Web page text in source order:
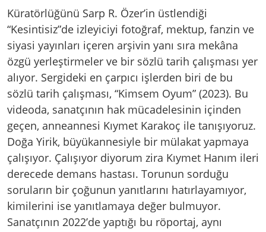
Küratörlüğünü Sarp R. Özer’in üstlendiği
“Kesintisiz”de izleyiciyi fotoğraf, mektup, fanzin ve
siyasi yayınları içeren arşivin yanı sıra mekâna
özgü yerleştirmeler ve bir sözlü tarih çalışması yer
alıyor. Sergideki en çarpıcı işlerden biri de bu
sözlü tarih çalışması, “Kimsem Oyum” (2023). Bu
videoda, sanatçının hak mücadelesinin içinden
geçen, anneannesi Kıymet Karakoç ile tanışıyoruz.
Doğa Yirik, büyükannesiyle bir mülakat yapmaya
çalışıyor. Çalışıyor diyorum zira Kıymet Hanım ileri
derecede demans hastası. Torunun sorduğu
soruların bir çoğunun yanıtlarını hatırlayamıyor,
kimilerini ise yanıtlamaya değer bulmuyor.
Sanatçının 2022’de yaptığı bu röportaj, aynı